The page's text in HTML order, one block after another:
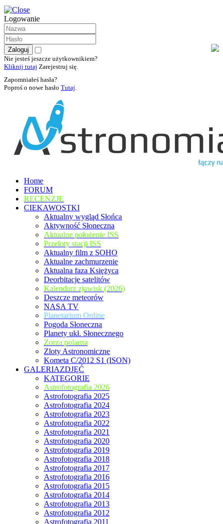
Logowanie
Nie jesteś jeszcze użytkownikiem?
Kliknij tutaj Zarejestruj się.
Zapomniałeś hasła?
Poproś o nowe hasło Tutaj.
Home
FORUM
RECENZJE
CIEKAWOSTKI
Aktualny wygląd Słońca
Aktywność Słoneczna
Aktualne położenie ISS
Przeloty stacji ISS
Aktualny film z SOHO
Aktualne zachmurzenie
Aktualna faza Księżyca
Deorbitacje satelitów
Kalendarz zjawisk (2026)
Deszcze meteorów
NASA TV
Planetarium Online
Pogoda Słoneczna
Planety ukł. Słonecznego
Zorza polarna
Zloty Astronomiczne
Kometa C/2012 S1 (ISON)
GALERIAZDJĘĆ
KATEGORIE
Astrofotografia 2026
Astrofotografia 2025
Astrofotografia 2024
Astrofotografia 2023
Astrofotografia 2022
Astrofotografia 2021
Astrofotografia 2020
Astrofotografia 2019
Astrofotografia 2018
Astrofotografia 2017
Astrofotografia 2016
Astrofotografia 2015
Astrofotografia 2014
Astrofotografia 2013
Astrofotografia 2012
Astrofotografia 2011